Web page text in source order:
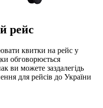
рейс
квитки на рейс у
обговорюється
ви можете заздалегідь
для рейсів до України